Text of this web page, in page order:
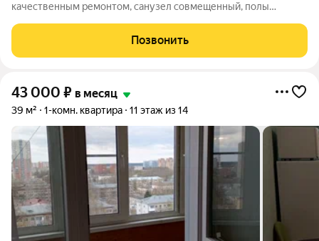
качественным ремонтом, санузел совмещенный, полы
мебель и бытовая техника. Развитая инфраструктура:
магазины, школа, детский садик.
Позвонить
43 000 ₽ в месяц
39 м² 1-комн. квартира 11 этаж из 14